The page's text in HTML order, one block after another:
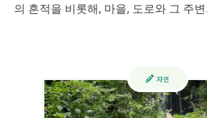
의 흔적을 비롯해, 마을, 도로와 그 주
자연